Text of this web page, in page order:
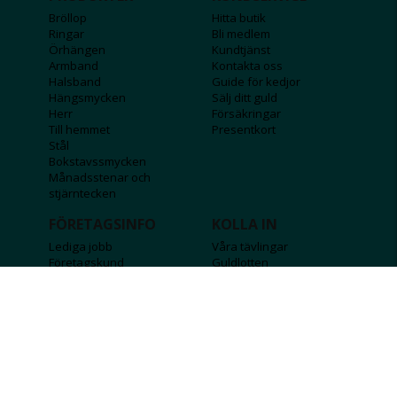
Bröllop
Ringar
Örhängen
Armband
Halsband
Hängsmycken
Herr
Till hemmet
Stål
Bokstavssmycken
Månadsstenar och
stjärntecken
Hitta butik
Bli medlem
Kundtjänst
Kontakta oss
Guide för kedjor
Sälj ditt guld
Försäkringar
Presentkort
FÖRETAGSINFO
Lediga jobb
Företagskund
KOLLA IN
Våra tävlingar
Guldlotten